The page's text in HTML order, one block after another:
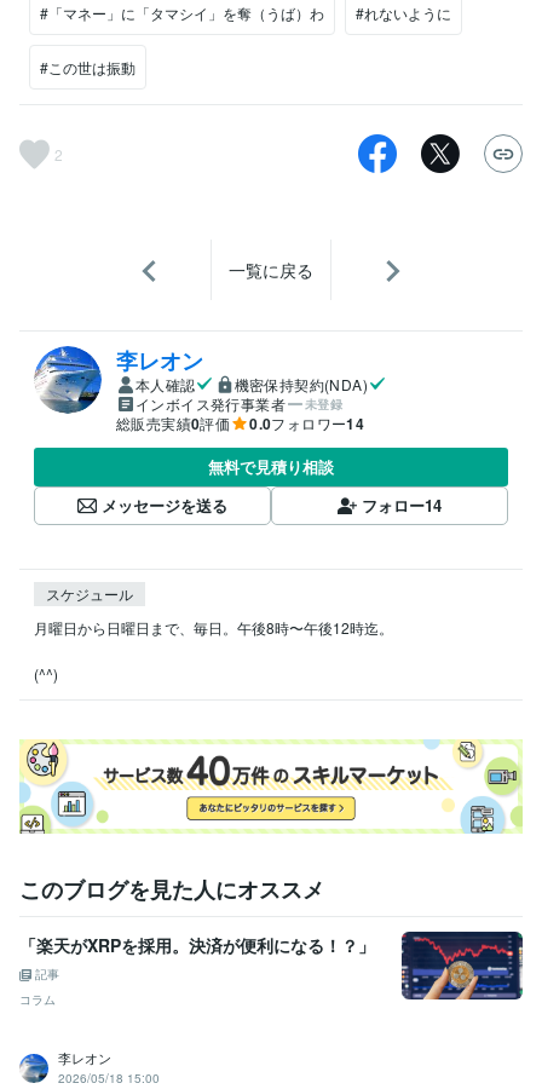
#「マネー」に「タマシイ」を奪（うば）わ #れないように
#この世は振動
2
一覧に戻る
李レオン
本人確認
機密保持契約(NDA)
インボイス発行事業者
未登録
総販売実績0評価 0.0フォロワー14
無料で見積り相談
メッセージを送る
フォロー14
スケジュール
月曜日から日曜日まで、毎日。午後8時〜午後12時迄。
(^^)
このブログを見た人にオススメ
「楽天がXRPを採用。決済が便利になる！？」
記事
コラム
李レオン
2026/05/18 15:00